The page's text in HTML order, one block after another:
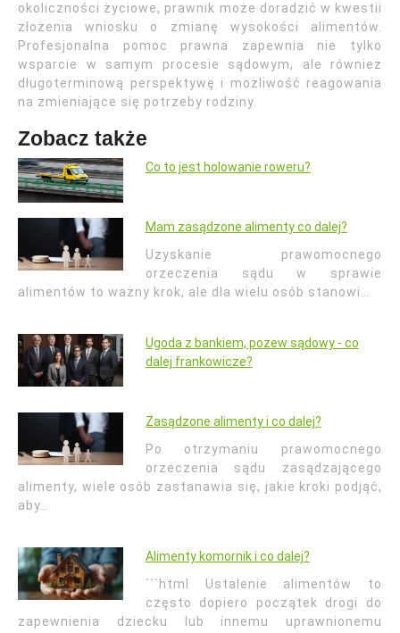
okoliczności życiowe, prawnik może doradzić w kwestii
złożenia wniosku o zmianę wysokości alimentów.
Profesjonalna pomoc prawna zapewnia nie tylko
wsparcie w samym procesie sądowym, ale również
długoterminową perspektywę i możliwość reagowania
na zmieniające się potrzeby rodziny.
Zobacz także
Co to jest holowanie roweru?
Mam zasądzone alimenty co dalej?
Uzyskanie prawomocnego
orzeczenia sądu w sprawie
alimentów to ważny krok, ale dla wielu osób stanowi…
Ugoda z bankiem, pozew sądowy - co
dalej frankowicze?
Zasądzone alimenty i co dalej?
Po otrzymaniu prawomocnego
orzeczenia sądu zasądzającego
alimenty, wiele osób zastanawia się, jakie kroki podjąć,
aby…
Alimenty komornik i co dalej?
```html Ustalenie alimentów to
często dopiero początek drogi do
zapewnienia dziecku lub innemu uprawnionemu